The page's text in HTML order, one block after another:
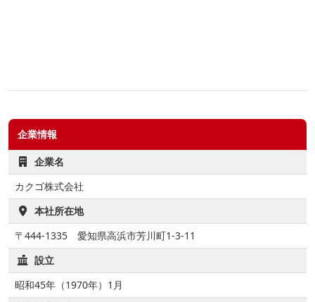
企業情報
企業名
カクゴ株式会社
本社所在地
〒444-1335 愛知県高浜市芳川町1-3-11
設立
昭和45年（1970年）1⽉